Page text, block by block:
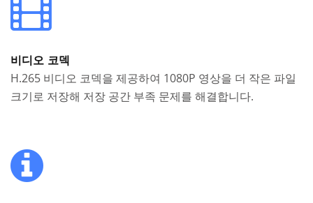
비디오 코덱
H.265 비디오 코덱을 제공하여 1080P 영상을 더 작은 파일
크기로 저장해 저장 공간 부족 문제를 해결합니다.